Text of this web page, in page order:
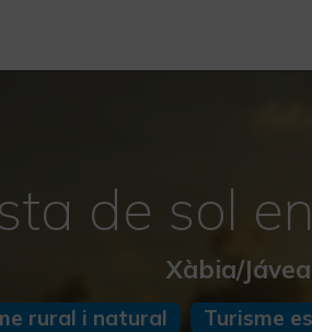
de sol
Xàbia/
rural i natural Turisme